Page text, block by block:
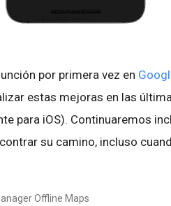
por primera vez en
estas mejoras en las
para iOS). Continuaremos
su camino, incluso
Offline Maps